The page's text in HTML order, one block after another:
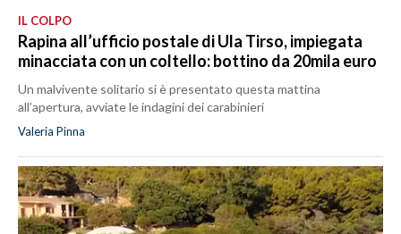
IL COLPO
Rapina all’ufficio postale di Ula Tirso, impiegata
minacciata con un coltello: bottino da 20mila euro
Un malvivente solitario si è presentato questa mattina
all’apertura, avviate le indagini dei carabinieri
Valeria Pinna